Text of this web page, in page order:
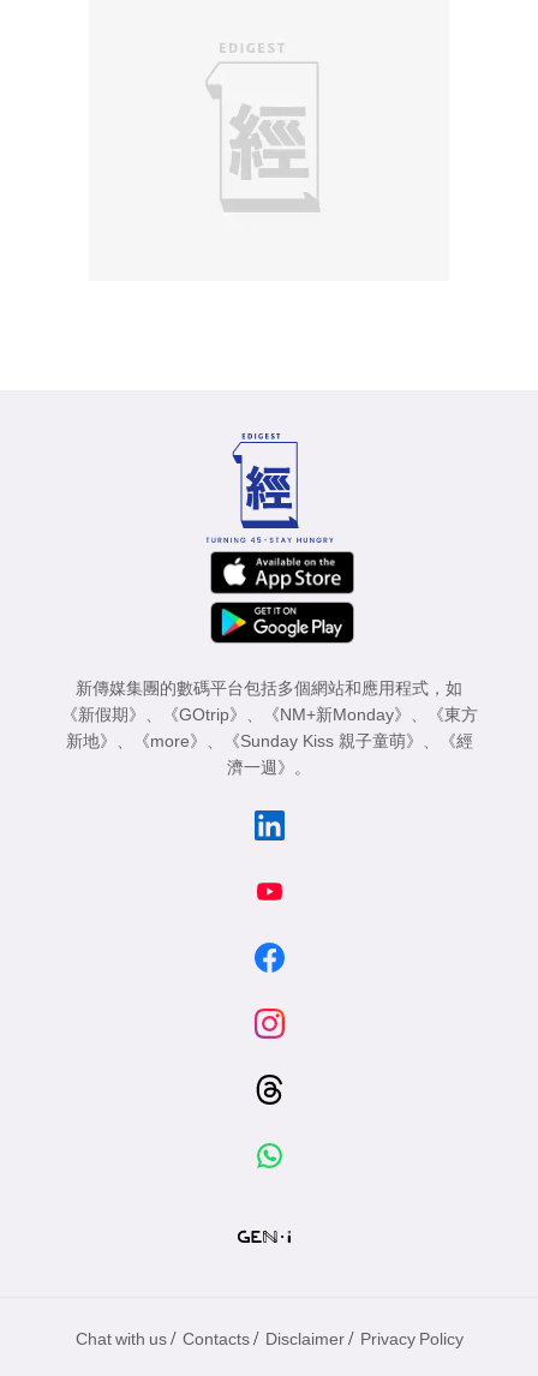
新傳媒集團的數碼平台包括多個網站和應用程式，如
《新假期》 、 《GOtrip》 、 《NM+新Monday》 、
《東方
新地》 、 《more》 、 《Sunday Kiss 親子童萌》 、
《經
濟一週》 。
Chat with us / Contacts / Disclaimer / Privacy Policy